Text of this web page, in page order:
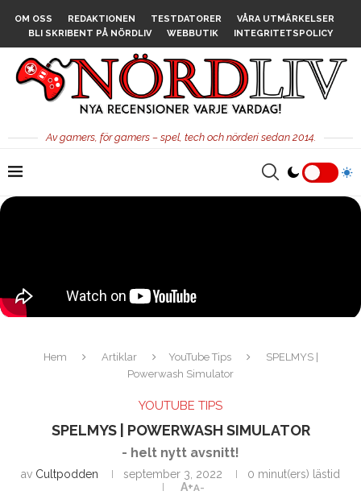
OM OSS REDAKTIONEN TESTDATORER
VÅRA UTMÄRKELSER
BLI SKRIBENT PÅ NÖRDLIV
WEBBUTIK INTEGRITETSPOLICY
Av gamers, för gamers – spel, tech och nörderi sedan 2014.
Hem Artiklar YouTube Tips
SPELMYS |
Powerwash Simulator
YOUTUBE TIPS
SPELMYS | POWERWASH SIMULATOR
- helt nytt avsnitt!
av Cultpodden september 3, 2022
0 minut(ers) lästid
A+A-